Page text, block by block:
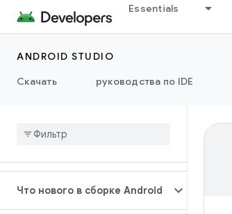
Essentials
ANDROID STUDIO
Скачать
руководства по IDE
Что нового в сборке Android